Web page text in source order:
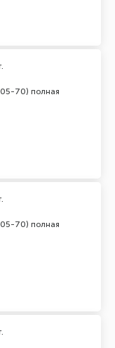
70) полная
70) полная